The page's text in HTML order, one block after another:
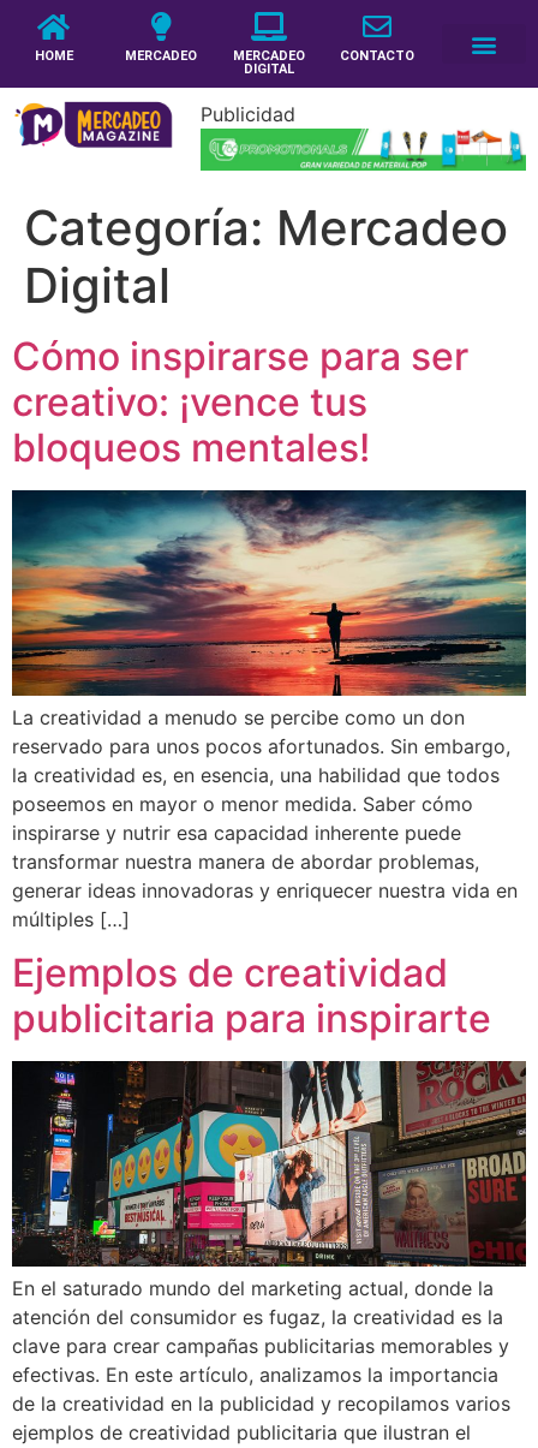
HOME MERCADEO
MERCADEO
DIGITAL
CONTACTO
Publicidad
Categoría: Mercadeo
Digital
Cómo inspirarse para ser
creativo: ¡vence tus
bloqueos mentales!
La creatividad a menudo se percibe como un don
reservado para unos pocos afortunados. Sin embargo,
la creatividad es, en esencia, una habilidad que todos
poseemos en mayor o menor medida. Saber cómo
inspirarse y nutrir esa capacidad inherente puede
transformar nuestra manera de abordar problemas,
generar ideas innovadoras y enriquecer nuestra vida en
múltiples […]
Ejemplos de creatividad
publicitaria para inspirarte
En el saturado mundo del marketing actual, donde la
atención del consumidor es fugaz, la creatividad es la
clave para crear campañas publicitarias memorables y
efectivas. En este artículo, analizamos la importancia
de la creatividad en la publicidad y recopilamos varios
ejemplos de creatividad publicitaria que ilustran el